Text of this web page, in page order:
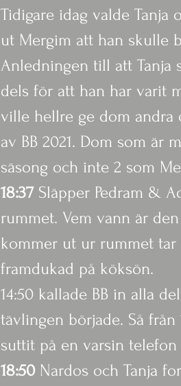
Tidigare idag valde Tanja
ut Mergim att han skulle
Anledningen till att Tanja
dels för att han har varit
ville hellre ge dom andra
av BB 2021. Dom som är
säsong och inte 2 som
18:37 Släpper Pedram &
rummet. Vem vann är
kommer ut ur rummet
framdukad på köksön.
14:50 kallade BB in alla
tävlingen började. Så från
suttit på en varsin
18:50 Nardos och Tanja